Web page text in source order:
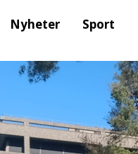
Nyheter Sport